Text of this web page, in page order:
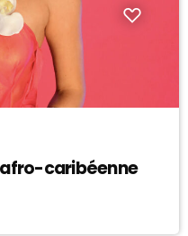
afro-caribéenne